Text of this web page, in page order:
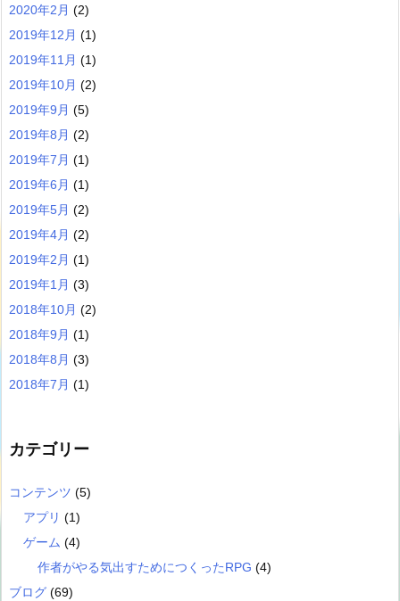
2020年2月 (2)
2019年12月 (1)
2019年11月 (1)
2019年10月 (2)
2019年9月 (5)
2019年8月 (2)
2019年7月 (1)
2019年6月 (1)
2019年5月 (2)
2019年4月 (2)
2019年2月 (1)
2019年1月 (3)
2018年10月 (2)
2018年9月 (1)
2018年8月 (3)
2018年7月 (1)
カテゴリー
コンテンツ (5)
アプリ (1)
ゲーム (4)
作者がやる気出すためにつくったRPG (4)
ブログ (69)